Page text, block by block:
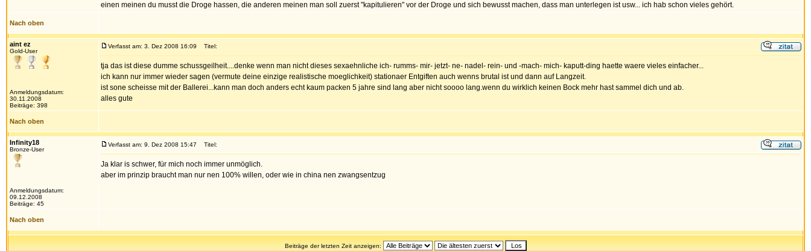
einen meinen du musst die Droge hassen, die anderen meinen man soll zuerst "kapitulieren" vor der Droge und sich bewusst machen, dass man unterlegen ist usw... ich hab schon vieles gehört.
Nach oben
aint ez
Gold-User
Anmeldungsdatum:
30.11.2008
Beiträge: 398
Verfasst am: 3. Dez 2008 16:09 Titel:
tja das ist diese dumme schussgeilheit....denke wenn man nicht dieses sexaehnliche ich- rumms- mir- jetzt- ne- nadel- rein- und -mach- mich- kaputt-ding haette waere vieles einfacher...
ich kann nur immer wieder sagen (vermute deine einzige realistische moeglichkeit) stationaer Entgiften auch wenns brutal ist und dann auf Langzeit.
ist sone scheisse mit der Ballerei...kann man doch anders echt kaum packen 5 jahre sind lang aber nicht soooo lang.wenn du wirklich keinen Bock mehr hast sammel dich und ab.
alles gute
Nach oben
Infinity18
Bronze-User
Anmeldungsdatum:
09.12.2008
Beiträge: 45
Verfasst am: 9. Dez 2008 15:47 Titel:
Ja klar is schwer, für mich noch immer unmöglich.
aber im prinzip braucht man nur nen 100% willen, oder wie in china nen zwangsentzug
Nach oben
Beiträge der letzten Zeit anzeigen: